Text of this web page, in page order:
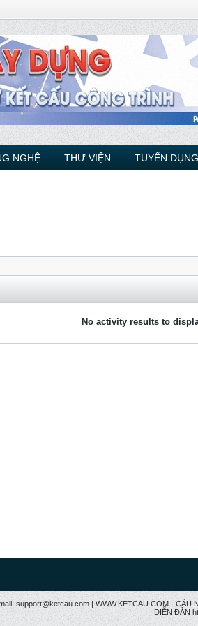
NGHỆ THƯ VIỆN TUYỂN
No activity results to
support@ketcau.com | WWW.KETCAU.COM -
DIỄN ĐÀN